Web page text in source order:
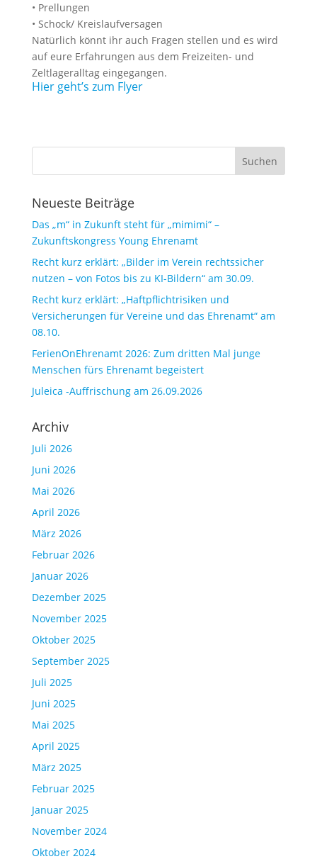
• Prellungen
• Schock/ Kreislaufversagen
Natürlich könnt ihr auch Fragen stellen und es wird
auf eure Erfahrungen aus dem Freizeiten- und
Zeltlageralltag eingegangen.
Hier geht’s zum Flyer
Neueste Beiträge
Das „m“ in Zukunft steht für „mimimi“ –
Zukunftskongress Young Ehrenamt
Recht kurz erklärt: „Bilder im Verein rechtssicher
nutzen – von Fotos bis zu KI-Bildern“ am 30.09.
Recht kurz erklärt: „Haftpflichtrisiken und
Versicherungen für Vereine und das Ehrenamt“ am
08.10.
FerienOnEhrenamt 2026: Zum dritten Mal junge
Menschen fürs Ehrenamt begeistert
Juleica -Auffrischung am 26.09.2026
Archiv
Juli 2026
Juni 2026
Mai 2026
April 2026
März 2026
Februar 2026
Januar 2026
Dezember 2025
November 2025
Oktober 2025
September 2025
Juli 2025
Juni 2025
Mai 2025
April 2025
März 2025
Februar 2025
Januar 2025
November 2024
Oktober 2024